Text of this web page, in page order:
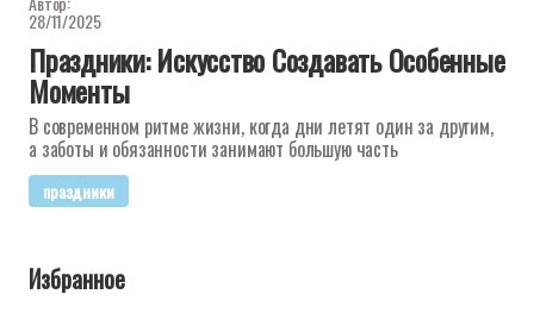
28/11/2025
Праздники: Искусство Создавать Особенные
Моменты
В современном ритме жизни, когда дни летят один за другим,
а заботы и обязанности занимают большую часть
праздники
Избранное